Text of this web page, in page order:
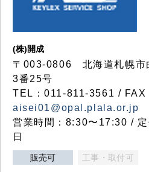
(株)開成
〒003-0806 北海道札幌市
3番25号
TEL：011-811-3561 /
aisei01@opal.plala.or.jp
営業時間：8:30〜17:30 / 定
日
販売可 工事・取付可